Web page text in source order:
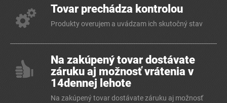
Tovar prechádza kontrolou
Produkty overujem a uvádzam ich skutočný stav
Na zakúpený tovar dostávate
záruku aj možnosť vrátenia v
14dennej lehote
Na zakúpený tovar dostávate záruku aj možnosť